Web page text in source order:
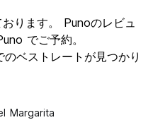
6.1
ります。 Punoのレビュ
でご予約。
ベストレートが見つかり
Margarita